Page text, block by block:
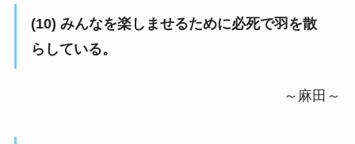
(10) みんなを楽しませるために必死で羽を散
らしている。
～麻田～